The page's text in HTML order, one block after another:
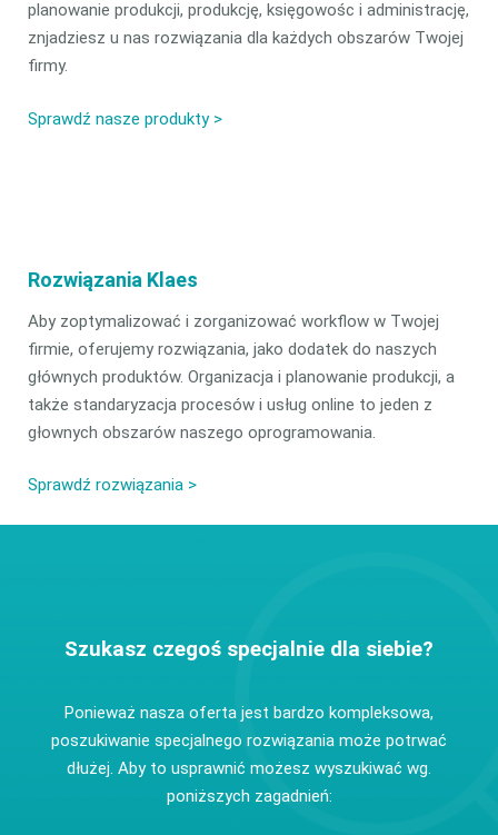
planowanie produkcji, produkcję, księgowośc i administrację,
znjadziesz u nas rozwiązania dla każdych obszarów Twojej
firmy.
Sprawdź nasze produkty >
Rozwiązania Klaes
Aby zoptymalizować i zorganizować workflow w Twojej
firmie, oferujemy rozwiązania, jako dodatek do naszych
głównych produktów. Organizacja i planowanie produkcji, a
także standaryzacja procesów i usług online to jeden z
głownych obszarów naszego oprogramowania.
Sprawdź rozwiązania >
Szukasz czegoś specjalnie dla siebie?
Ponieważ nasza oferta jest bardzo kompleksowa,
poszukiwanie specjalnego rozwiązania może potrwać
dłużej. Aby to usprawnić możesz wyszukiwać wg.
poniższych zagadnień: